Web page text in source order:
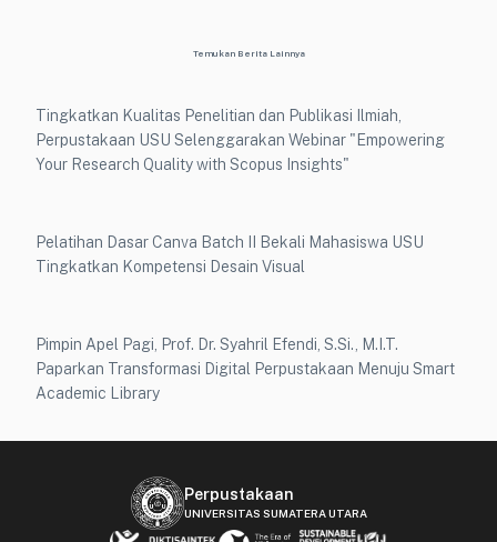
Temukan Berita Lainnya
Tingkatkan Kualitas Penelitian dan Publikasi Ilmiah,
Perpustakaan USU Selenggarakan Webinar "Empowering
Your Research Quality with Scopus Insights"
Pelatihan Dasar Canva Batch II Bekali Mahasiswa USU
Tingkatkan Kompetensi Desain Visual
Pimpin Apel Pagi, Prof. Dr. Syahril Efendi, S.Si., M.I.T.
Paparkan Transformasi Digital Perpustakaan Menuju Smart
Academic Library
Perpustakaan
UNIVERSITAS SUMATERA UTARA